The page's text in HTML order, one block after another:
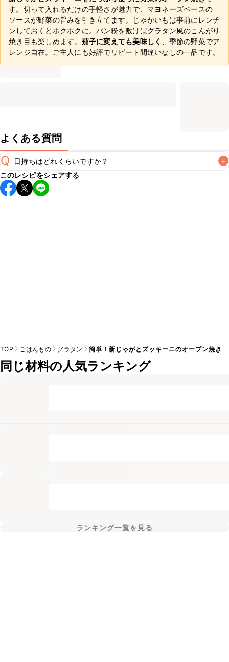
す。切って入れるだけの手軽さが魅力で、マヨネーズベースの
ソースが野菜の旨みを引き立てます。じゃがいもは事前にレンチ
ンしておくとホクホクに。パン粉を敷けばグラタン風のこんがり
焼き目も楽しめます。 茄子に変えても美味しく
、季節の野菜でア
レンジ自在。ご主人にも好評でリピート間違いなしの一品です。
よくある質問
Q 日持ちはどれくらいですか？ +
保存期間は冷蔵で当日中が目安です。なるべくお早めにお召
し上がりください。
このレシピをシェアする
TOP ごはんもの グラタン 簡単！新じゃがとズッキーニのオーブン焼き
同じ材料の人気ランキング
ランキング一覧を見る